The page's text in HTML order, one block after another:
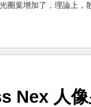
圈葉增加了，理論上
Nex 人